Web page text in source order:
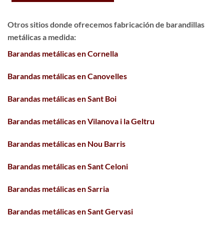
Otros sitios donde ofrecemosfabricación de barandillas
metálicas a medida:
Barandas metálicas en Cornella
Barandas metálicas en Canovelles
Barandas metálicas en Sant Boi
Barandas metálicas en Vilanova i la Geltru
Barandas metálicas en Nou Barris
Barandas metálicas en Sant Celoni
Barandas metálicas en Sarria
Barandas metálicas en Sant Gervasi